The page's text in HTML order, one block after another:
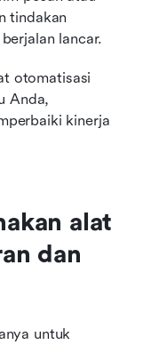
tindakan
lancar.
otomatisasi
Anda,
kinerja
alat
dan
untuk